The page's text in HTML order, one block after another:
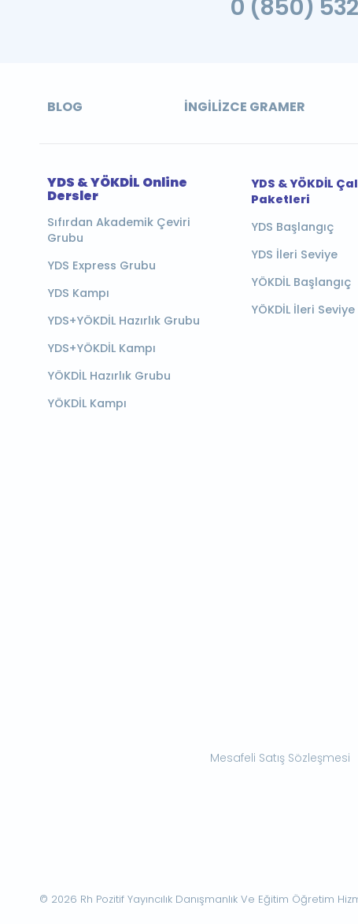
0 (850)
BLOG İNGILIZCE GRAMER
YDS & YÖKDİL Online
Dersler
Sıfırdan Akademik Çeviri
Grubu
YDS Express Grubu
YDS Kampı
YDS+YÖKDİL Hazırlık Grubu
YDS+YÖKDİL Kampı
YÖKDİL Hazırlık Grubu
YÖKDİL Kampı
YDS & YÖKDİL
Paketleri
YDS Başlangıç
YDS İleri Seviye
YÖKDİL Başlangıç
YÖKDİL İleri Seviye
Mesafeli Satış Sözleşmesi
© 2026 Rh Pozitif Yayıncılık Danışmanlık Ve Eğitim Öğretim